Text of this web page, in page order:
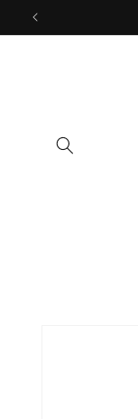
directamente
al contenido